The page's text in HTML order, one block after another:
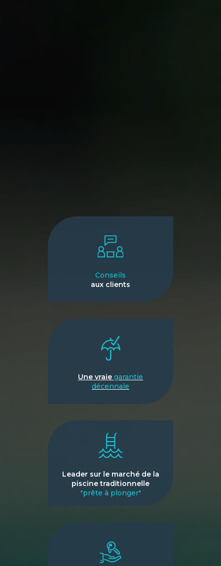
Conseils
aux clients
Une vraie garantie
décennale
Leader sur le marché de la
piscine traditionnelle
"prête à plonger"